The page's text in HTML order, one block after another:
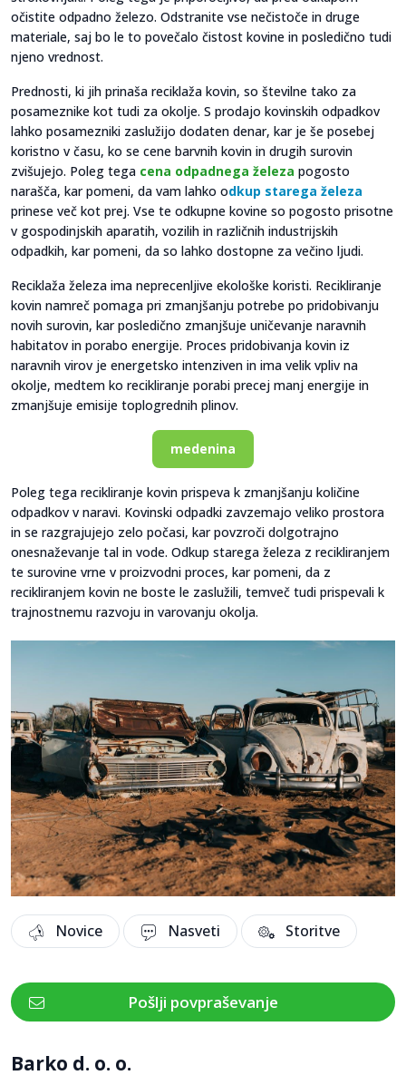
očistite odpadno železo. Odstranite vse nečistoče in druge
materiale, saj bo le to povečalo čistost kovine in posledično tudi
njeno vrednost.
Prednosti, ki jih prinaša reciklaža kovin, so številne tako za
posameznike kot tudi za okolje. S prodajo kovinskih odpadkov
lahko posamezniki zaslužijo dodaten denar, kar je še posebej
koristno v času, ko se cene barvnih kovin in drugih surovin
zvišujejo. Poleg tega cena odpadnega železa pogosto
narašča, kar pomeni, da vam lahko odkup starega železa
prinese več kot prej. Vse te odkupne kovine so pogosto prisotne
v gospodinjskih aparatih, vozilih in različnih industrijskih
odpadkih, kar pomeni, da so lahko dostopne za večino ljudi.
Reciklaža železa ima neprecenljive ekološke koristi. Recikliranje
kovin namreč pomaga pri zmanjšanju potrebe po pridobivanju
novih surovin, kar posledično zmanjšuje uničevanje naravnih
habitatov in porabo energije. Proces pridobivanja kovin iz
naravnih virov je energetsko intenziven in ima velik vpliv na
okolje, medtem ko recikliranje porabi precej manj energije in
zmanjšuje emisije toplogrednih plinov.
medenina
Poleg tega recikliranje kovin prispeva k zmanjšanju količine
odpadkov v naravi. Kovinski odpadki zavzemajo veliko prostora
in se razgrajujejo zelo počasi, kar povzroči dolgotrajno
onesnaževanje tal in vode. Odkup starega železa z recikliranjem
te surovine vrne v proizvodni proces, kar pomeni, da z
recikliranjem kovin ne boste le zaslužili, temveč tudi prispevali k
trajnostnemu razvoju in varovanju okolja.
Novice Nasveti Storitve
Pošlji povpraševanje
Barko d. o. o.